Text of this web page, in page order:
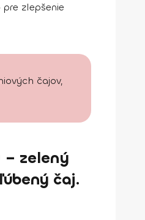
zlepšenie
čajov,
– zelený
čaj.